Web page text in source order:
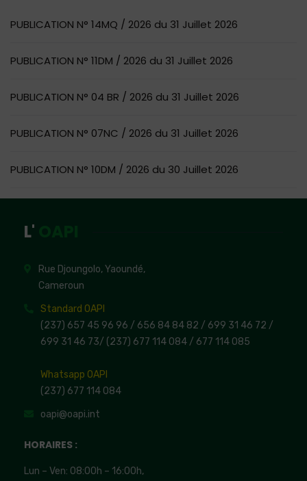
PUBLICATION N° 14MQ / 2026 du 31 Juillet 2026
PUBLICATION N° 11DM / 2026 du 31 Juillet 2026
PUBLICATION N° 04 BR / 2026 du 31 Juillet 2026
PUBLICATION N° 07NC / 2026 du 31 Juillet 2026
PUBLICATION N° 10DM / 2026 du 30 Juillet 2026
L'
Rue Djoungolo, Yaoundé,
Cameroun
Standard OAPI
(237) 657 45 96 96 / 656 84 84 82 / 699 31 46 72 /
699 31 46 73/ (237) 677 114 084 / 677 114 085
Whatsapp OAPI
(237) 677 114 084
oapi@oapi.int
HORAIRES :
Lun – Ven: 08:00h – 16:00h,